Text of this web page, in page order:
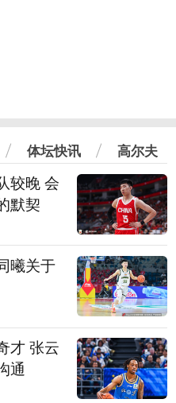
体坛快讯 高尔夫
较晚 会
默契
曦关于
才 张云
通